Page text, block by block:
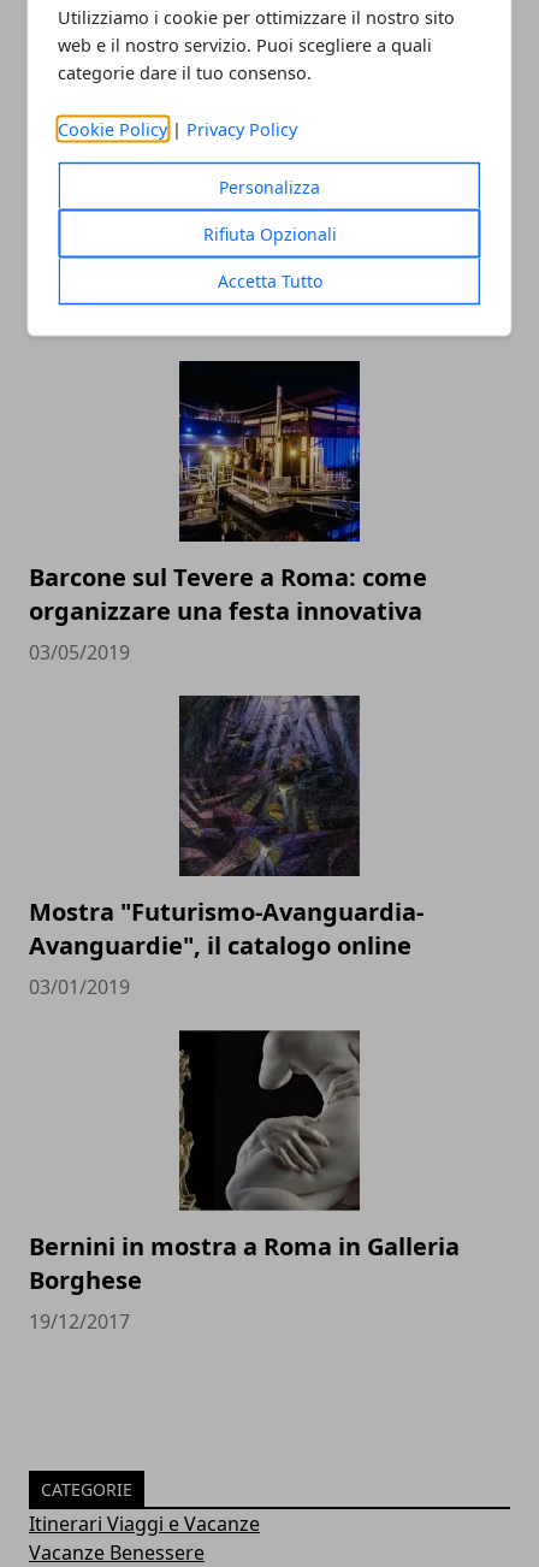
Utilizziamo i cookie per ottimizzare il nostro sito
web e il nostro servizio. Puoi scegliere a quali
categorie dare il tuo consenso.
Cookie Policy | Privacy Policy
Personalizza
Rifiuta Opzionali
Accetta Tutto
Redazione
ARTICOLI CORRELATI
Barcone sul Tevere a Roma: come
organizzare una festa innovativa
03/05/2019
Mostra "Futurismo-Avanguardia-
Avanguardie", il catalogo online
03/01/2019
Bernini in mostra a Roma in Galleria
Borghese
19/12/2017
CATEGORIE
Itinerari Viaggi e Vacanze
Vacanze Benessere